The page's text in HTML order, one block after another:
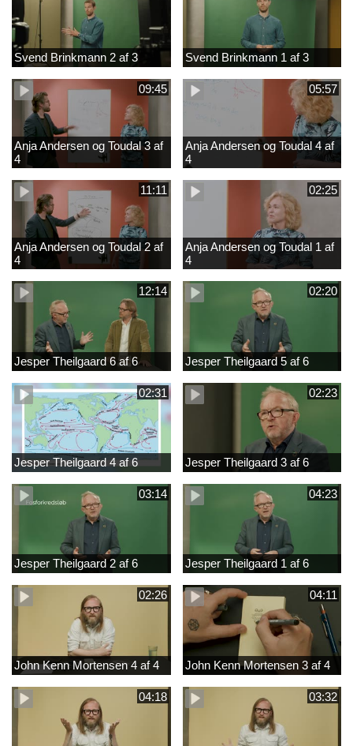
Svend Brinkmann 2 af 3 Svend Brinkmann 1 af 3
09:45
Anja Andersen og Toudal 3 af
4
05:57
Anja Andersen og Toudal 4 af
4
11:11
Anja Andersen og Toudal 2 af
4
02:25
Anja Andersen og Toudal 1 af
4
12:14
Jesper Theilgaard 6 af 6
02:20
Jesper Theilgaard 5 af 6
02:31
Jesper Theilgaard 4 af 6
02:23
Jesper Theilgaard 3 af 6
03:14
Jesper Theilgaard 2 af 6
04:23
Jesper Theilgaard 1 af 6
02:26
John Kenn Mortensen 4 af 4
04:11
John Kenn Mortensen 3 af 4
04:18 03:32